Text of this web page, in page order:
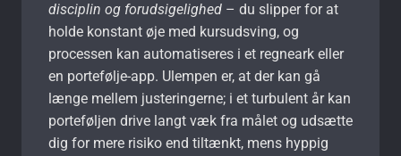
disciplin og forudsigelighed – du slipper for at
holde konstant øje med kursudsving, og
processen kan automatiseres i et regneark eller
en portefølje-app. Ulempen er, at der kan gå
længe mellem justeringerne; i et turbulent år kan
porteføljen drive langt væk fra målet og udsætte
dig for mere risiko end tiltænkt, mens hyppig